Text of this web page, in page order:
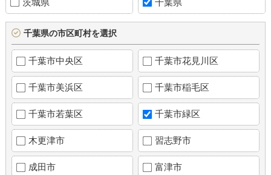
千葉県の市区町村を選択
千葉市中央区 千葉市花見川区
千葉市美浜区 千葉市稲毛区
千葉市若葉区 千葉市緑区
木更津市 習志野市
成田市 富津市